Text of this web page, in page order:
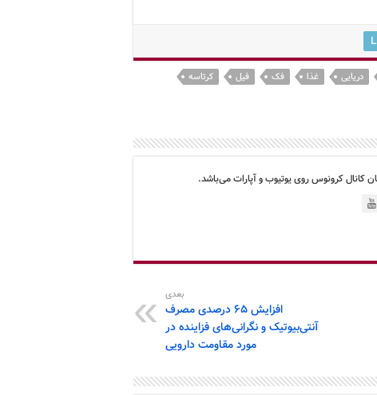
دریایی غذا فک فیل
کرتاسه
کانال کرونوس روی یوتیوب و آپارات می‌باشد.
بعدی
افزایش ۶۵ درصدی مصرف
آنتی‌بیوتیک و نگرانی‌های فزاینده در
مورد مقاومت دارویی